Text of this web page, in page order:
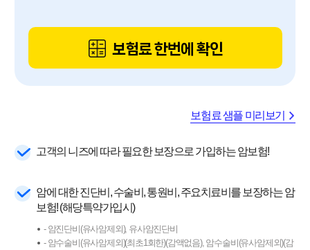
보험료 한번에 확인
보험료 샘플 미리보기
고객의 니즈에 따라 필요한 보장으로 가입하는 암보험!
암에 대한 진단비, 수술비, 통원비, 주요치료비를 보장하는 암
보험! (해당특약가입시)
- 암진단비(유사암제외), 유사암진단비
- 암수술비(유사암제외)(최초1회한)(감액없음), 암수술비(유사암제외)(감